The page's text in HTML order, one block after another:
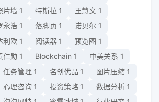
片墙 1 特斯拉 1 王慧文 1
永浩 1 落脚页 1 诺贝尔 1
利欧 1 阅读器 1 预览图 1
仁勋 1 Blockchain 1 中美关系 1
任务管理 1 名创优品 1 图片压缩 1
心理咨询 1 投资策略 1 数据分析 1